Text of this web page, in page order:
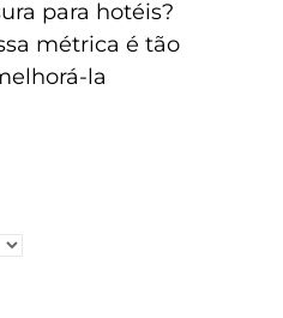
para hotéis?
métrica é tão
la